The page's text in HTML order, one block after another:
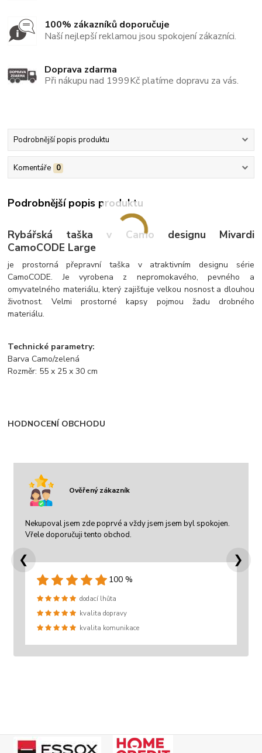
100% zákazníků doporučuje
Naší nejlepší reklamou jsou spokojení zákazníci.
Doprava zdarma
Při nákupu nad 1999Kč platíme dopravu za vás.
Podrobnější popis produktu
Komentáře 0
Podrobnější popis produktu
Rybářská taška v Camo designu Mivardi
CamoCODE Large
je prostorná přepravní taška v atraktivním designu série
CamoCODE. Je vyrobena z nepromokavého, pevného a
omyvatelného materiálu, který zajišťuje velkou nosnost a dlouhou
životnost. Velmi prostorné kapsy pojmou žadu drobného
materiálu.
Technické parametry:
Barva Camo/zelená
Rozměr: 55 x 25 x 30 cm
HODNOCENÍ OBCHODU
Ověřený zákazník
Nekupoval jsem zde poprvé a vždy jsem jsem byl spokojen.
Vřele doporučuji tento obchod.
100 %
dodací lhůta
kvalita dopravy
kvalita komunikace
❮ ❯